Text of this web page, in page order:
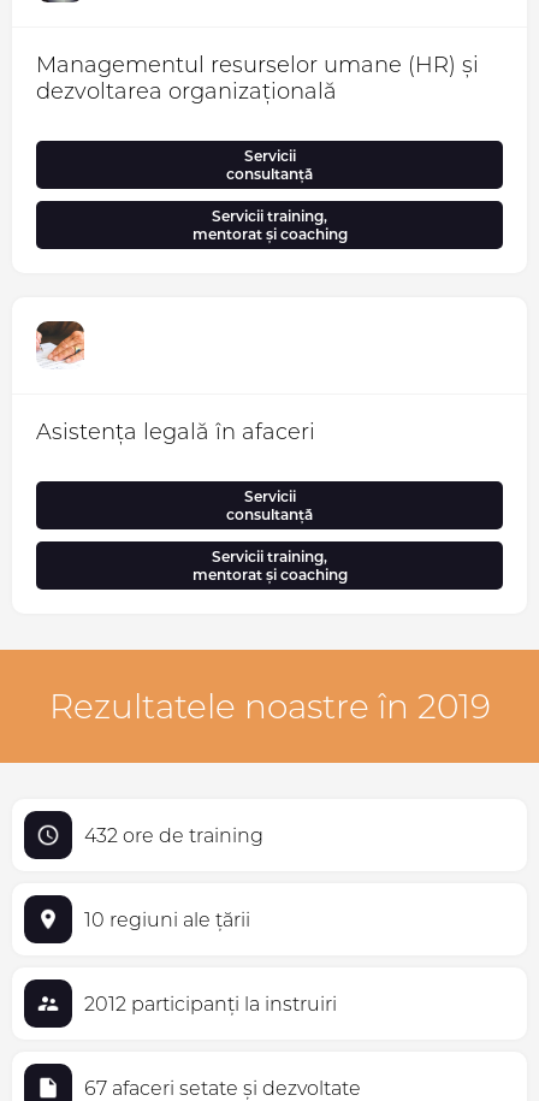
Managementul resurselor umane (HR) și
dezvoltarea organizațională
Servicii
consultanță
Servicii training,
mentorat și coaching
Asistența legală în afaceri
Servicii
consultanță
Servicii training,
mentorat și coaching
Rezultatele noastre în 2019
432 ore de training
10 regiuni ale țării
2012 participanți la instruiri
67 afaceri setate și dezvoltate